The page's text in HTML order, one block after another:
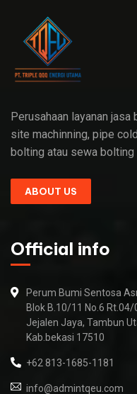
Perusahaan layanan
site machinning, pipe
bolting atau sewa bolting
ABOUT US
Official info
Perum Bumi Sentosa
Blok B.10/11 No.6 Rt.04/
Jejalen Jaya, Tambun
Kab.bekasi 17510
+62 813-1685-1181
info@admintqeu.com